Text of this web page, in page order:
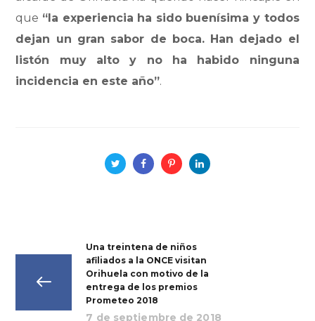
que “la experiencia ha sido buenísima y todos
dejan un gran sabor de boca. Han dejado el
listón muy alto y no ha habido ninguna
incidencia en este año”.
Una treintena de niños
afiliados a la ONCE visitan
Orihuela con motivo de la
entrega de los premios
Prometeo 2018
7 de septiembre de 2018